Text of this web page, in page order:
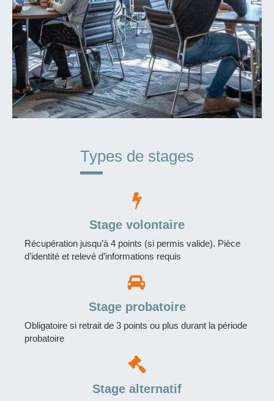
Types de stages
Stage volontaire
Récupération jusqu’à 4 points (si permis valide). Pièce
d’identité et relevé d’informations requis
Stage probatoire
Obligatoire si retrait de 3 points ou plus durant la période
probatoire
Stage alternatif